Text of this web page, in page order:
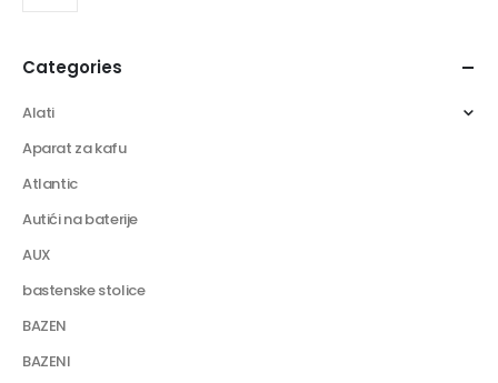
Categories
Alati
Aparat za kafu
Atlantic
Autići na baterije
AUX
bastenske stolice
BAZEN
BAZENI